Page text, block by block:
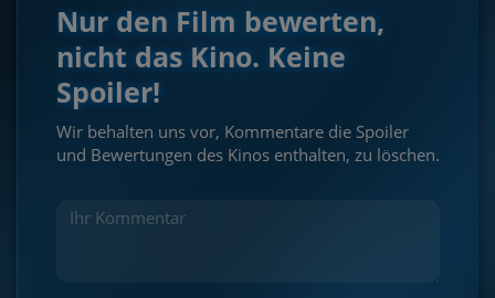
Nur den Film bewerten,
nicht das Kino. Keine
Spoiler!
Wir behalten uns vor, Kommentare die Spoiler
und Bewertungen des Kinos enthalten, zu löschen.